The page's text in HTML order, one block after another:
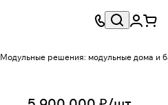
Модульные решения: модульные дома и